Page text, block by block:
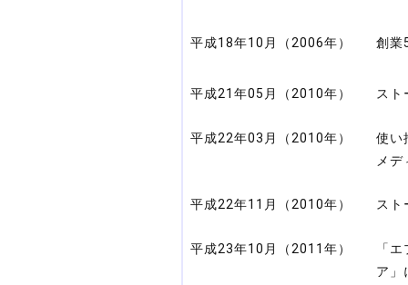
平成18年10月（2006年） 創業
平成21年05月（2010年） スト
平成22年03月（2010年）
使い
メ
平成22年11月（2010年） スト
平成23年10月（2011年）
「
ア」